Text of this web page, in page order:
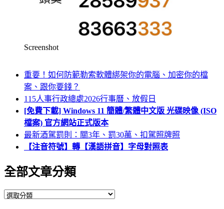
Screenshot
重要！如何防範勒索軟體綁架你的電腦、加密你的檔
案、跟你要錢？
115人事行政總處2026行事曆、放假日
[免費下載] Windows 11 簡體/繁體中文版 光碟映像 (ISO
檔案) 官方網站正式版本
最新酒駕罰則：關3年、罰30萬、扣駕照牌照
【注音符號】轉【漢語拼音】字母對照表
全部文章分類
全